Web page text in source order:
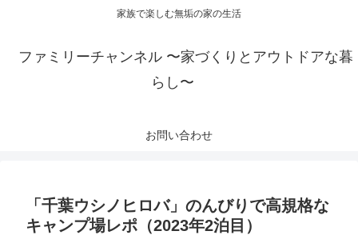
家族で楽しむ無垢の家の生活
ファミリーチャンネル 〜家づくりとアウトドアな暮
らし〜
お問い合わせ
「千葉ウシノヒロバ」のんびりで高規格な
キャンプ場レポ（2023年2泊目）